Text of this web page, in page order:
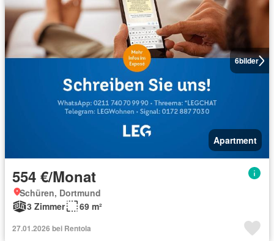
6bilder
Apartment
554 €/Monat
Schüren, Dortmund
3 Zimmer
69 m²
27.01.2026 bei Rentola